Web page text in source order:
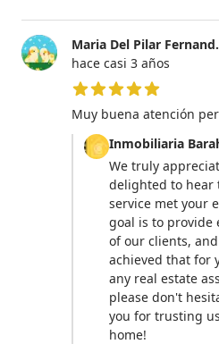
Maria
hace casi 3 años
5 de 5 estrellas
Muy buena atención
Inmobiliaria
We truly
delighted to hear
service met your
goal is to provide
of our clients,
achieved that for
any real estate
please don't
you for trusting
home!